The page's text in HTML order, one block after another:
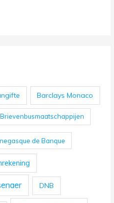
Barclays Monaco
Brievenbusmaatschappijen
de Banque
DNB